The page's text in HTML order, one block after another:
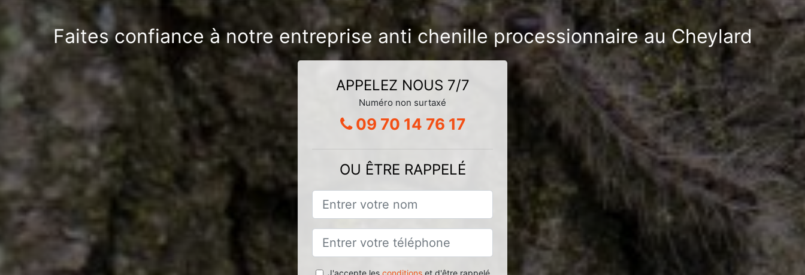
Faites confiance à notre entreprise anti chenille processionnaire au Cheylard
APPELEZ NOUS 7/7
Numéro non surtaxé
09 70 14 76 17
OU ÊTRE RAPPELÉ
J'accepte les conditionset d'être rappelé